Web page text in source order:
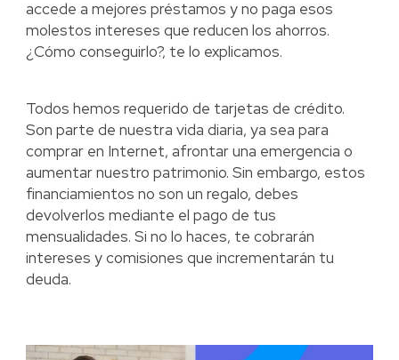
accede a mejores préstamos y no paga esos
molestos intereses que reducen los ahorros.
¿Cómo conseguirlo?, te lo explicamos.
Todos hemos requerido de tarjetas de crédito.
Son parte de nuestra vida diaria, ya sea para
comprar en Internet, afrontar una emergencia o
aumentar nuestro patrimonio. Sin embargo, estos
financiamientos no son un regalo, debes
devolverlos mediante el pago de tus
mensualidades. Si no lo haces, te cobrarán
intereses y comisiones que incrementarán tu
deuda.